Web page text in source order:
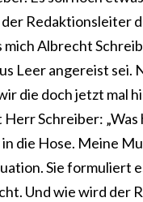
Redaktionsleiter
mich Albrecht
Leer angereist
die doch jetzt mal
Schreiber: „Was
die Hose. Meine
Sie formuliert
Und wie wird der